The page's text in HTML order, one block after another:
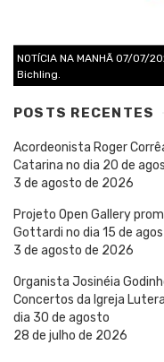
NOTÍCIA NA MANHÃ 07/07/
Bichling.
POSTS RECENTES
Acordeonista Roger
Catarina no dia 20 de
3 de agosto de 2026
Projeto Open Gallery
Gottardi no dia 15 de
3 de agosto de 2026
Organista Josinéia
Concertos da Igreja
dia 30 de agosto
28 de julho de 2026